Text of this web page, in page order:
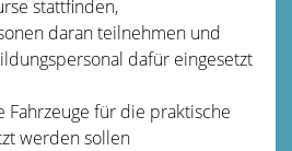
stattfinden,
daran teilnehmen und
dafür eingesetzt
Fahrzeuge für die praktische
werden sollen